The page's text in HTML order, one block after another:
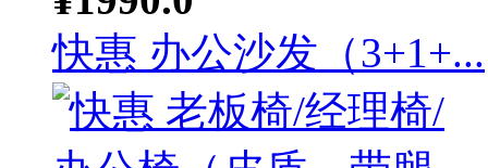
快惠 办公沙发（3+1+...